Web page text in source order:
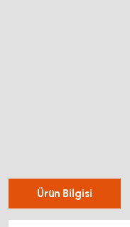
Ürün Bilgisi